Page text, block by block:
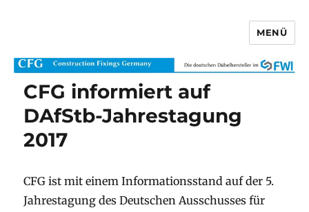
CFG Construction Fixings Germany
MENÜ
CFG informiert auf
DAfStb-Jahrestagung
2017
CFG ist mit einem Informationsstand auf der 5.
Jahrestagung des Deutschen Ausschusses für